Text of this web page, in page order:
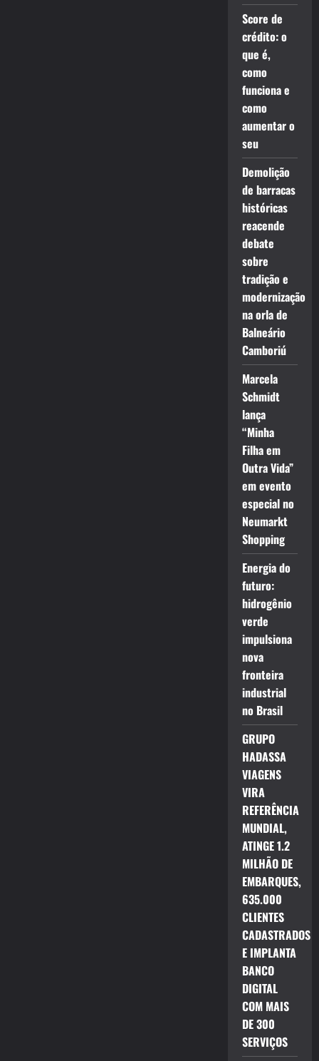
Score de
crédito: o
que é,
como
funciona e
como
aumentar o
seu
Demolição
de barracas
históricas
reacende
debate
sobre
tradição e
modernização
na orla de
Balneário
Camboriú
Marcela
Schmidt
lança
“Minha
Filha em
Outra Vida”
em evento
especial no
Neumarkt
Shopping
Energia do
futuro:
hidrogênio
verde
impulsiona
nova
fronteira
industrial
no Brasil
GRUPO
HADASSA
VIAGENS
VIRA
REFERÊNCIA
MUNDIAL,
ATINGE 1.2
MILHÃO DE
EMBARQUES,
635.000
CLIENTES
CADASTRADOS
E IMPLANTA
BANCO
DIGITAL
COM MAIS
DE 300
SERVIÇOS